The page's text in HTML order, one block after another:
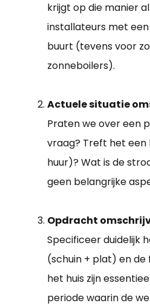
krijgt op die manier
installateurs met
buurt (tevens voor
zonneboilers).
Actuele situatie
Praten we over een
vraag? Treft het een
huur)? Wat is de
geen belangrijke
Opdracht
Specificeer duidelijk
(schuin + plat) en
het huis zijn
periode waarin de